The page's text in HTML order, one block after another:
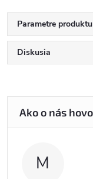
Parametre produktu
Diskusia
M